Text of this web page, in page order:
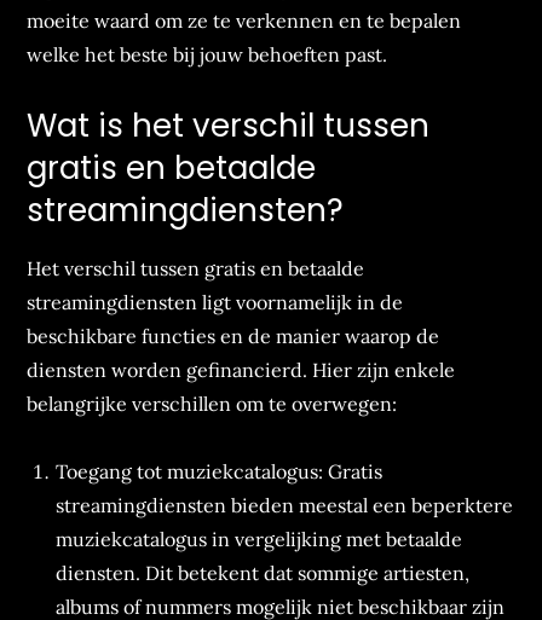
moeite waard om ze te verkennen en te bepalen
welke het beste bij jouw behoeften past.
Wat is het verschil tussen
gratis en betaalde
streamingdiensten?
Het verschil tussen gratis en betaalde
streamingdiensten ligt voornamelijk in de
beschikbare functies en de manier waarop de
diensten worden gefinancierd. Hier zijn enkele
belangrijke verschillen om te overwegen:
Toegang tot muziekcatalogus: Gratis
streamingdiensten bieden meestal een beperktere
muziekcatalogus in vergelijking met betaalde
diensten. Dit betekent dat sommige artiesten,
albums of nummers mogelijk niet beschikbaar zijn